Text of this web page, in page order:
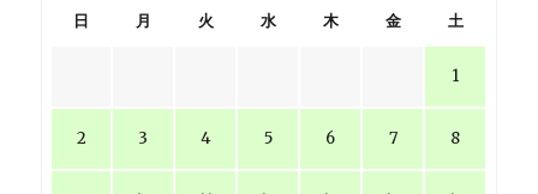
日 月 火 水 木 金 土
1
2 3 4 5 6 7 8